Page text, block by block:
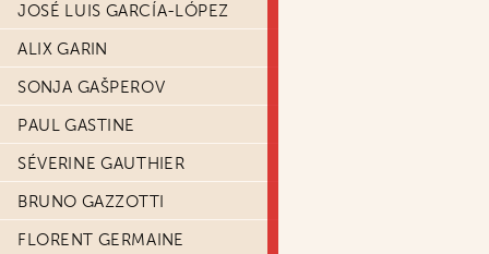
JOSÉ LUIS GARCÍA-LÓPEZ
ALIX GARIN
SONJA GAŠPEROV
PAUL GASTINE
SÉVERINE GAUTHIER
BRUNO GAZZOTTI
FLORENT GERMAINE